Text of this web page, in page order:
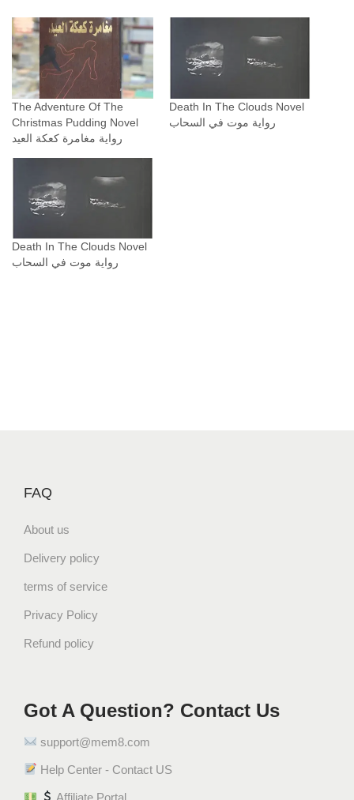
The Adventure Of The
Christmas Pudding Novel
رواية مغامرة كعكة العيد
Death In The Clouds Novel
Death In The Clouds Novel
FAQ
About us
Delivery policy
terms of service
Privacy Policy
Refund policy
Got A Question? Contact Us
support@mem8.com
Help Center - Contact US
Affiliate Portal